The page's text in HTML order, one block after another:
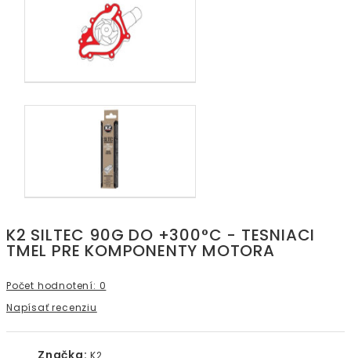
K2 SILTEC 90G DO +300°C - TESNIACI
TMEL PRE KOMPONENTY MOTORA
Počet hodnotení: 0
Napísať recenziu